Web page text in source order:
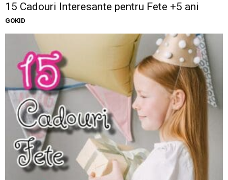
15 Cadouri Interesante pentru Fete +5 ani
GOKID